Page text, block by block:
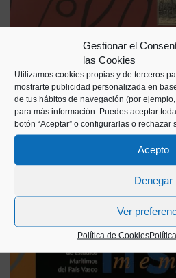
Gestionar el
las Cookies
Utilizamos cookies propias y de terceros
mostrarte publicidad personalizada en
de tus hábitos de navegación (por
para más información. Puedes aceptar
botón “Aceptar” o configurarlas o rechazar
Acepto
Denegar
Ver
Política de Cookies